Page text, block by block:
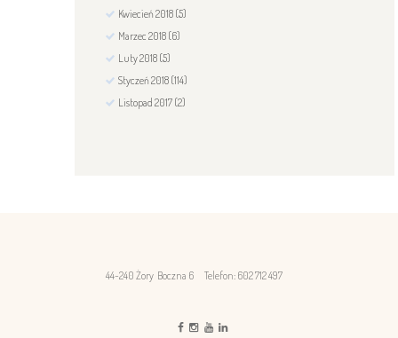
Kwiecień2018 (5)
Marzec2018 (6)
Luty2018 (5)
Styczeń2018 (114)
Listopad2017 (2)
Telefon: 602 712 497
44-240 Żory Boczna 6